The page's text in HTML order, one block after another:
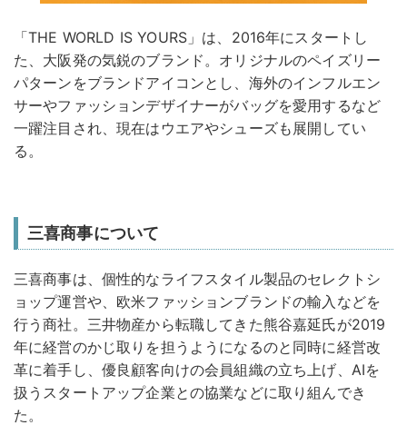
「THE WORLD IS YOURS」は、2016年にスタートし
た、大阪発の気鋭のブランド。オリジナルのペイズリー
パターンをブランドアイコンとし、海外のインフルエン
サーやファッションデザイナーがバッグを愛用するなど
一躍注目され、現在はウエアやシューズも展開してい
る。
三喜商事について
三喜商事は、個性的なライフスタイル製品のセレクトシ
ョップ運営や、欧米ファッションブランドの輸入などを
行う商社。三井物産から転職してきた熊谷嘉延氏が2019
年に経営のかじ取りを担うようになるのと同時に経営改
革に着手し、優良顧客向けの会員組織の立ち上げ、AIを
扱うスタートアップ企業との協業などに取り組んでき
た。